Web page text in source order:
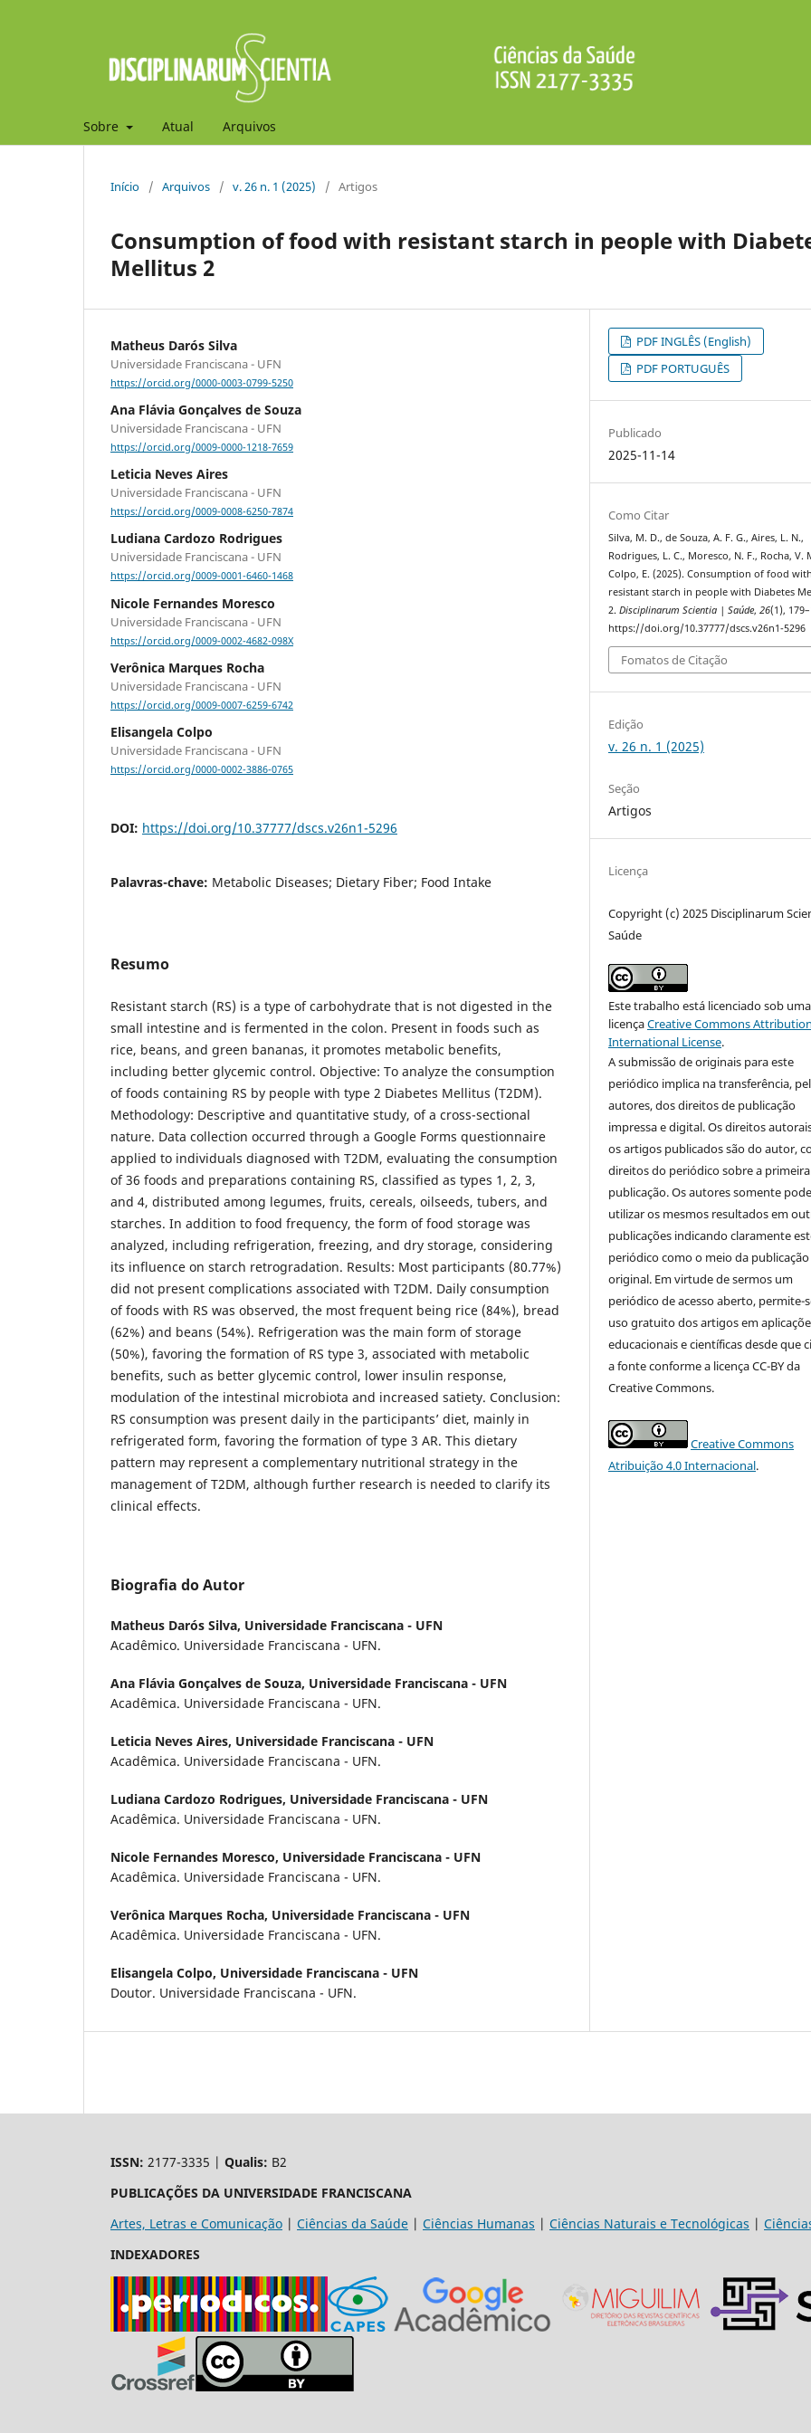
Sobre Atual Arquivos
Início / Arquivos / v. 26 n. 1 (2025) / Artigos
Consumption of food with resistant starch in people with
Mellitus 2
Matheus Darós Silva
Universidade Franciscana - UFN
https://orcid.org/0000-0003-0799-5250
Ana Flávia Gonçalves de Souza
Universidade Franciscana - UFN
https://orcid.org/0009-0000-1218-7659
Leticia Neves Aires
Universidade Franciscana - UFN
https://orcid.org/0009-0008-6250-7874
Ludiana Cardozo Rodrigues
Universidade Franciscana - UFN
https://orcid.org/0009-0001-6460-1468
Nicole Fernandes Moresco
Universidade Franciscana - UFN
https://orcid.org/0009-0002-4682-098X
Verônica Marques Rocha
Universidade Franciscana - UFN
https://orcid.org/0009-0007-6259-6742
Elisangela Colpo
Universidade Franciscana - UFN
https://orcid.org/0000-0002-3886-0765
DOI: https://doi.org/10.37777/dscs.v26n1-5296
Palavras-chave: Metabolic Diseases; Dietary Fiber; Food Intake
Resumo
Resistant starch (RS) is a type of carbohydrate that is not digested in the
small intestine and is fermented in the colon. Present in foods such as
rice, beans, and green bananas, it promotes metabolic benefits,
including better glycemic control. Objective: To analyze the consumption
of foods containing RS by people with type 2 Diabetes Mellitus (T2DM).
Methodology: Descriptive and quantitative study, of a cross-sectional
nature. Data collection occurred through a Google Forms questionnaire
applied to individuals diagnosed with T2DM, evaluating the consumption
of 36 foods and preparations containing RS, classified as types 1, 2, 3,
and 4, distributed among legumes, fruits, cereals, oilseeds, tubers, and
starches. In addition to food frequency, the form of food storage was
analyzed, including refrigeration, freezing, and dry storage, considering
its influence on starch retrogradation. Results: Most participants (80.77%)
did not present complications associated with T2DM. Daily consumption
of foods with RS was observed, the most frequent being rice (84%), bread
(62%) and beans (54%). Refrigeration was the main form of storage
(50%), favoring the formation of RS type 3, associated with metabolic
benefits, such as better glycemic control, lower insulin response,
modulation of the intestinal microbiota and increased satiety. Conclusion:
RS consumption was present daily in the participants’ diet, mainly in
refrigerated form, favoring the formation of type 3 AR. This dietary
pattern may represent a complementary nutritional strategy in the
management of T2DM, although further research is needed to clarify its
clinical effects.
Biografia do Autor
Matheus Darós Silva, Universidade Franciscana - UFN
Acadêmico. Universidade Franciscana - UFN.
Ana Flávia Gonçalves de Souza, Universidade Franciscana - UFN
Acadêmica. Universidade Franciscana - UFN.
Leticia Neves Aires, Universidade Franciscana - UFN
Acadêmica. Universidade Franciscana - UFN.
Ludiana Cardozo Rodrigues, Universidade Franciscana - UFN
Acadêmica. Universidade Franciscana - UFN.
Nicole Fernandes Moresco, Universidade Franciscana - UFN
Acadêmica. Universidade Franciscana - UFN.
Verônica Marques Rocha, Universidade Franciscana - UFN
Acadêmica. Universidade Franciscana - UFN.
Elisangela Colpo, Universidade Franciscana - UFN
Doutor. Universidade Franciscana - UFN.
PDF INGLÊS (English)
PDF PORTUGUÊS
Publicado
2025-11-14
Como Citar
Silva, M. D., de Souza, A. F. G., Aires, L. N.,
Rodrigues, L. C., Moresco, N. F., Rocha, V.
Colpo, E. (2025). Consumption of food with
resistant starch in people with Diabetes
2.Disciplinarum Scientia | Saúde,26(1),
https://doi.org/10.37777/dscs.v26n1-5296
Fomatos de Citação
Edição
v. 26 n. 1 (2025)
Seção
Artigos
Licença
Copyright (c) 2025 Disciplinarum
Saúde
Este trabalho está licenciado sob uma
licençaCreative Commons
International License.
A submissão de originais para este
periódico implica na transferência,
autores, dos direitos de publicação
impressa e digital. Os direitos
os artigos publicados são do autor,
direitos do periódico sobre a primeira
publicação. Os autores somente
utilizar os mesmos resultados em
publicações indicando claramente
periódico como o meio da publicação
original. Em virtude de sermos um
periódico de acesso aberto, permite-
uso gratuito dos artigos em
educacionais e científicas desde que
a fonte conforme a licença CC-BY da
Creative Commons.
Creative Commons
Atribuição 4.0 Internacional.
ISSN: 2177-3335 | Qualis: B2
PUBLICAÇÕES DA UNIVERSIDADE FRANCISCANA
Artes, Letras e Comunicação | Ciências da Saúde | Ciências Humanas | Ciências Naturais e Tecnológicas |
INDEXADORES